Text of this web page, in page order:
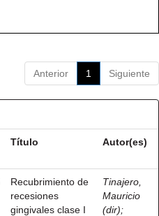
Anterior 1 Siguiente
Título Autor(es)
Recubrimiento de
recesiones
gingivales clase I
Tinajero,
Mauricio
(dir);